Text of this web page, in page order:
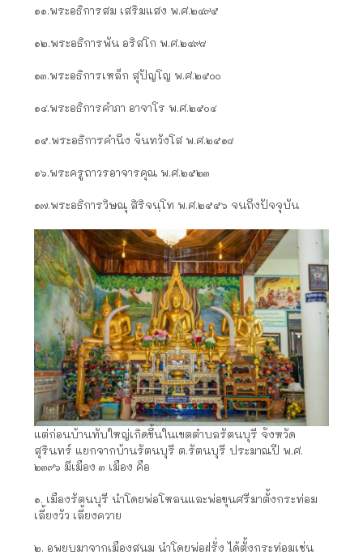
๑๑.พระอธิการสม เสริมแสง พ.ศ.๒๔๙๕
๑๒.พระอธิการพัน อริสโก พ.ศ.๒๔๙๘
๑๓.พระอธิการเหล็ก สุปัญโญ พ.ศ.๒๕๐๐
๑๔.พระอธิการคำภา อาจาโร พ.ศ.๒๕๐๔
๑๕.พระอธิการคำนึง จันทวังโส พ.ศ.๒๕๑๘
๑๖.พระครูถาวรอาจารคุณ พ.ศ.๒๕๒๓
๑๗.พระอธิการวิษณุ สิริจนฺโท พ.ศ.๒๕๕๖ จนถึงปัจจุบัน
แต่ก่อนบ้านทับใหญ่เกิดขึ้นในเขตตำบลรัตนบุรี จังหวัด
สุรินทร์ แยกจากบ้านรัตนบุรี ต.รัตนบุรี ประมาณปี พ.ศ.
๒๓๙๖ มีเมือง ๓ เมือง คือ
๑. เมืองรัตนบุรี นำโดยพ่อโหลนและพ่อขุนศรีมาตั้งกระท่อม
เลี้ยงวัว เลี้ยงควาย
๒. อพยบมาจากเมืองสนม นำโดยพ่อฝรั่ง ได้ตั้งกระท่อมเช่น